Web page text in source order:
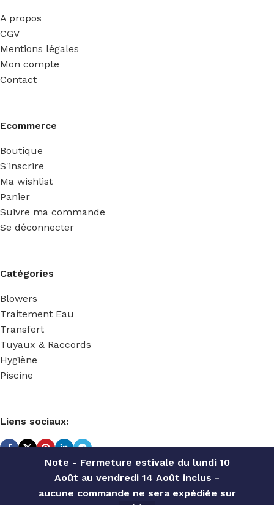
Note - Fermeture estivale du lundi 10
Août au vendredi 14 Août inclus -
aucune commande ne sera expédiée sur
A propos
CGV
Mentions légales
Mon compte
Contact
Ecommerce
Boutique
S'inscrire
Ma wishlist
Panier
Suivre ma commande
Se déconnecter
Catégories
Blowers
Traitement Eau
Transfert
Tuyaux & Raccords
Hygiène
Piscine
Liens sociaux:
TECHNIDOSE 2022 Réalisé parACS INFORMATIQUE